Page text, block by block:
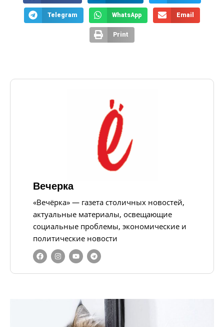
Telegram WhatsApp Email
Print
Вечерка
«Вечёрка» — газета столичных новостей,
актуальные материалы, освещающие
социальные проблемы, экономические и
политические новости